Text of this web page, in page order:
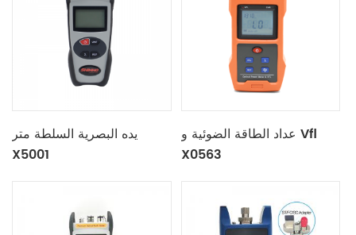
يده البصرية السلطة متر
X5001
عداد الطاقة الضوئية و Vfl
X0563